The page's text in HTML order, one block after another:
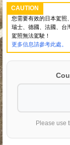
CAUTION
您需要有效的日本駕照
瑞士、德國、法國、台
駕照無法駕駛！
更多信息請參考此處。
Please use